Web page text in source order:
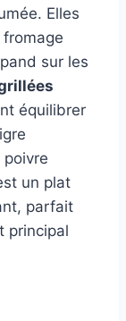
Elles
fromage
sur les
équilibrer
un plat
parfait
principal